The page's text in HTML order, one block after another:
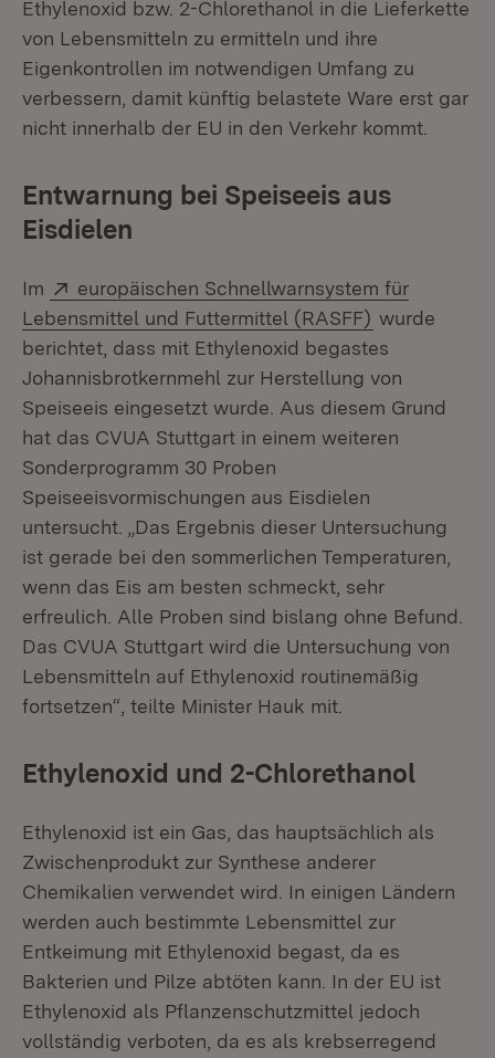
Ethylenoxid bzw. 2-Chlorethanol in die Lieferkette
von Lebensmitteln zu ermitteln und ihre
Eigenkontrollen im notwendigen Umfang zu
verbessern, damit künftig belastete Ware erst gar
nicht innerhalb der EU in den Verkehr kommt.
Entwarnung bei Speiseeis aus
Eisdielen
Im Extern:
europäischen Schnellwarnsystem für
Lebensmittel und Futtermittel (RASFF) (Öffnet in
wurde
berichtet, dass mit Ethylenoxid begastes
Johannisbrotkernmehl zur Herstellung von
Speiseeis eingesetzt wurde. Aus diesem Grund
hat das CVUA Stuttgart in einem weiteren
Sonderprogramm 30 Proben
Speiseeisvormischungen aus Eisdielen
untersucht. „Das Ergebnis dieser Untersuchung
ist gerade bei den sommerlichen Temperaturen,
wenn das Eis am besten schmeckt, sehr
erfreulich. Alle Proben sind bislang ohne Befund.
Das CVUA Stuttgart wird die Untersuchung von
Lebensmitteln auf Ethylenoxid routinemäßig
fortsetzen“, teilte Minister Hauk mit.
Ethylenoxid und 2-Chlorethanol
Ethylenoxid ist ein Gas, das hauptsächlich als
Zwischenprodukt zur Synthese anderer
Chemikalien verwendet wird. In einigen Ländern
werden auch bestimmte Lebensmittel zur
Entkeimung mit Ethylenoxid begast, da es
Bakterien und Pilze abtöten kann. In der EU ist
Ethylenoxid als Pflanzenschutzmittel jedoch
vollständig verboten, da es als krebserregend